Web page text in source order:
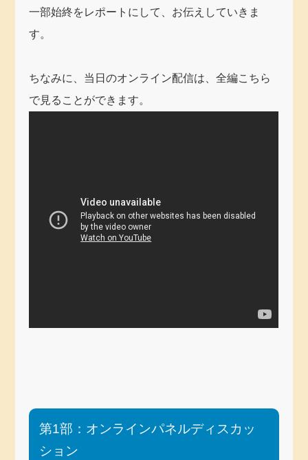
一部始終をレポートにして、お伝えしていきま
す。
ちなみに、当日のオンライン配信は、全編こちら
で見ることができます。
第1部：オンラインパネルディスカッ
ション